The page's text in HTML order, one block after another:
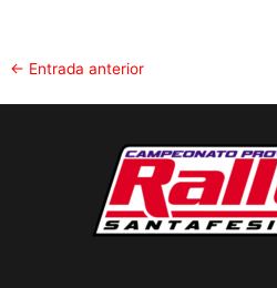
← Entrada anterior